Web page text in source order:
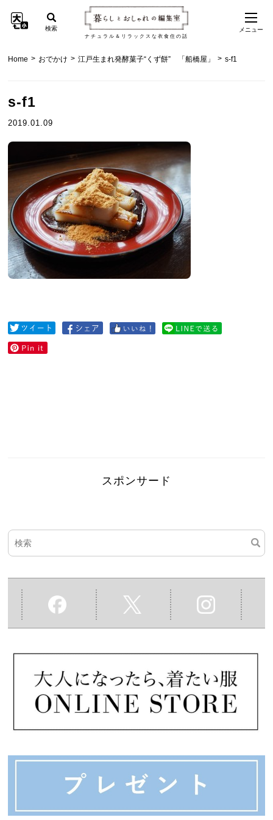
ナチュラル＆リラックスな衣食住の話
検索 メニュー
Home > おでかけ > 江戸生まれ発酵菓子“くず餅” 「船橋屋」 > s-f1
s-f1
2019.01.09
スポンサード